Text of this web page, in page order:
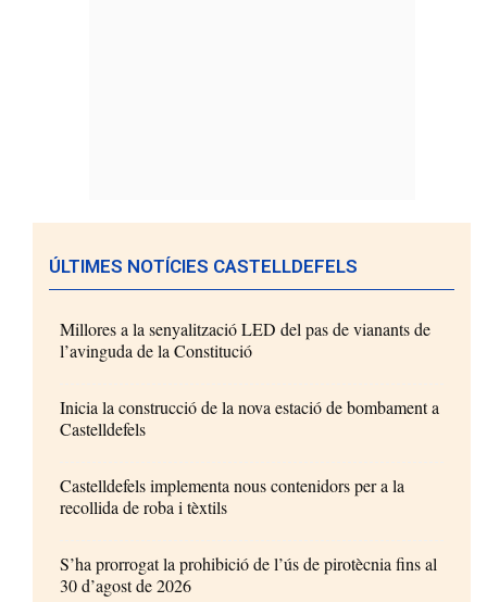
ÚLTIMES NOTÍCIES CASTELLDEFELS
Millores a la senyalització LED del pas de vianants de
l’avinguda de la Constitució
Inicia la construcció de la nova estació de bombament a
Castelldefels
Castelldefels implementa nous contenidors per a la
recollida de roba i tèxtils
S’ha prorrogat la prohibició de l’ús de pirotècnia fins al
30 d’agost de 2026